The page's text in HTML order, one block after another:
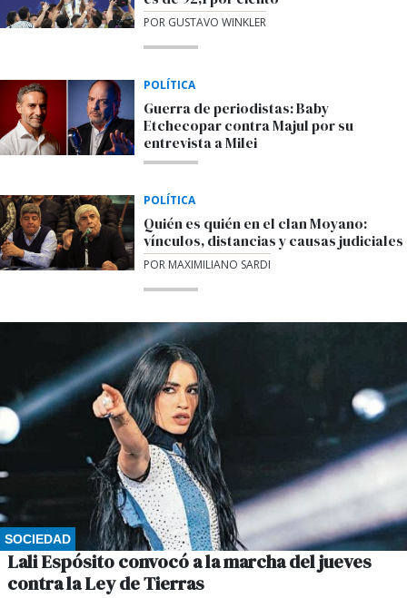
POR GUSTAVO WINKLER
POLÍTICA
Guerra de periodistas: Baby
Etchecopar contra Majul por su
entrevista a Milei
POLÍTICA
Quién es quién en el clan Moyano:
vínculos, distancias y causas judiciales
POR MAXIMILIANO SARDI
SOCIEDAD
Lali Espósito convocó a la marcha del jueves
contra la Ley de Tierras